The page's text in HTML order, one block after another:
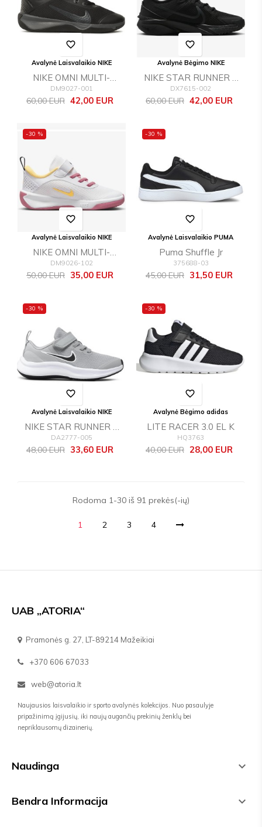
favorite_border
Avalynė Laisvalaikio NIKE
NIKE OMNI MULTI-
COURT (GS)
DM9027-001
Bazinė
60,00 EUR Kaina
42,00 EUR
favorite_border
Avalynė Bėgimo NIKE
NIKE STAR RUNNER 4
NN (GS)
DX7615-002
Bazinė
60,00 EUR Kaina
42,00 EUR
-30 %
favorite_border
Avalynė Laisvalaikio NIKE
NIKE OMNI MULTI-
COURT (PS)
DM9026-102
Bazinė
50,00 EUR Kaina
35,00 EUR
-30 %
favorite_border
Avalynė Laisvalaikio PUMA
Puma Shuffle Jr
375688-03
Bazinė
45,00 EUR Kaina
31,50 EUR
-30 %
favorite_border
Avalynė Laisvalaikio NIKE
NIKE STAR RUNNER 3
(PSV)
DA2777-005
Bazinė
48,00 EUR Kaina
33,60 EUR
-30 %
favorite_border
Avalynė Bėgimo adidas
LITE RACER 3.0 EL K
HQ3763
Bazinė
40,00 EUR Kaina
28,00 EUR
Rodoma 1-30 iš 91 prekės(-ių)
1 2 3 4
UAB „ATORIA“
Pramonės g. 27, LT-89214 Mažeikiai
+370 606 67033
web@atoria.lt
Naujausios laisvalaikio ir sporto avalynės kolekcijos. Nuo pasaulyje
pripažinimą įgijusių, iki naujų augančių prekinių ženklų bei
nepriklausomų dizainerių.
Naudinga 
Bendra Informacija 